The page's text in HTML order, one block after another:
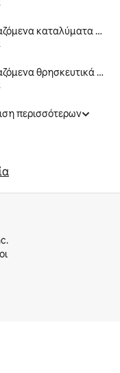
Ενοικιαζόμενα καταλύματα με πρόσβαση στη λίμνη
Ενοικιαζόμενα θρησκευτικά κτίρια
περισσότερων